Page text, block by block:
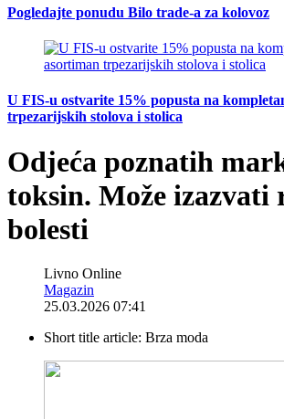
Pogledajte ponudu Bilo trade-a za kolovoz
U FIS-u ostvarite 15% popusta na
trpezarijskih stolova i stolica
Odjeća poznatih
toksin. Može izazvati
bolesti
Livno Online
Magazin
25.03.2026 07:41
Short title article: Brza moda